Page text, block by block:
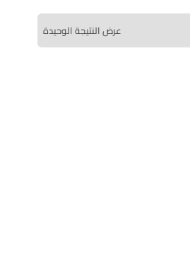
عرض النتيجة الوحيدة